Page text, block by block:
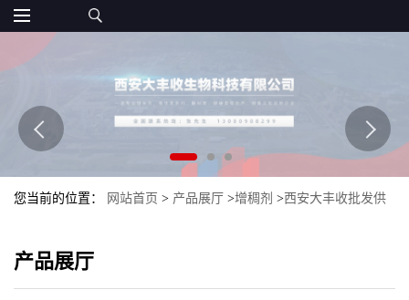
您当前的位置： 网站首页 > 产品展厅 >增稠剂 >西安大丰收批发供
产品展厅